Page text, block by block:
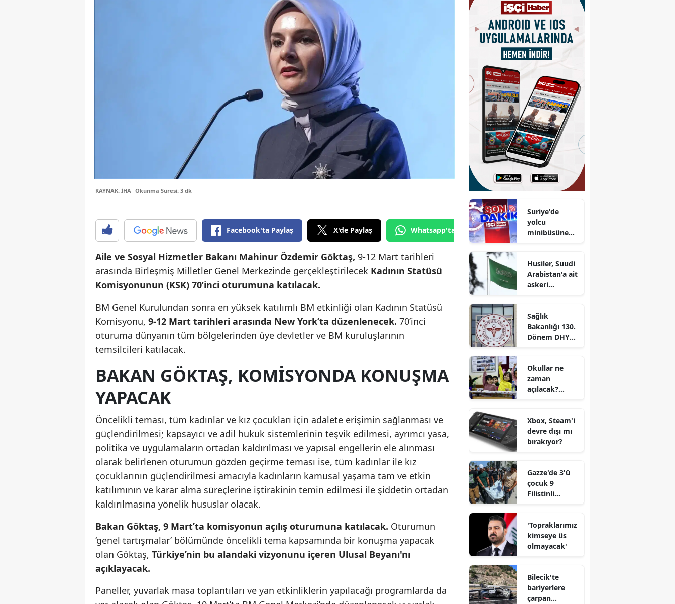
Bolu
Burdur
Bursa
Çanakkale
Çankırı
Çorum
Denizli
Diyarbakır
Edirne
Erzurum
Eskişehir
Gaziantep
Gümüşhane
Hakkari
Isparta
İstanbul
İzmir
Kars
Kastamonu
Kırklareli
Kırşehir
KAYNAK: İHA Okunma Süresi: 3 dk
Facebook'ta Paylaş X'de Paylaş Whatsapp'tan Gönder
Aile ve Sosyal Hizmetler Bakanı Mahinur Özdemir Göktaş, 9-12 Mart tarihleri
arasında Birleşmiş Milletler Genel Merkezinde gerçekleştirilecek Kadının Statüsü
Komisyonunun (KSK) 70’inci oturumuna katılacak.
BM Genel Kurulundan sonra en yüksek katılımlı BM etkinliği olan Kadının Statüsü
Komisyonu, 9-12 Mart tarihleri arasında New York’ta düzenlenecek. 70’inci
oturuma dünyanın tüm bölgelerinden üye devletler ve BM kuruluşlarının
temsilcileri katılacak.
BAKAN GÖKTAŞ, KOMISYONDA KONUŞMA
YAPACAK
Öncelikli teması, tüm kadınlar ve kız çocukları için adalete erişimin sağlanması ve
güçlendirilmesi; kapsayıcı ve adil hukuk sistemlerinin teşvik edilmesi, ayrımcı yasa,
politika ve uygulamaların ortadan kaldırılması ve yapısal engellerin ele alınması
olarak belirlenen oturumun gözden geçirme teması ise, tüm kadınlar ile kız
çocuklarının güçlendirilmesi amacıyla kadınların kamusal yaşama tam ve etkin
katılımının ve karar alma süreçlerine iştirakinin temin edilmesi ile şiddetin ortadan
kaldırılmasına yönelik hususlar olacak.
Bakan Göktaş, 9 Mart’ta komisyonun açılış oturumuna katılacak. Oturumun
‘genel tartışmalar’ bölümünde öncelikli tema kapsamında bir konuşma yapacak
olan Göktaş, Türkiye’nin bu alandaki vizyonunu içeren Ulusal Beyanı'nı
açıklayacak.
Paneller, yuvarlak masa toplantıları ve yan etkinliklerin yapılacağı programlarda da
Suriye'de
yolcu
minibüsüne
sayıda ölü var
Husiler, Suudi
Arabistan'a ait
askeri
Sağlık
Bakanlığı 130.
Dönem DHY
çekilecek?
Sonuçlar ne
zaman
Okullar ne
zaman
açılacak?
öğretim yılı
okul açılış
tarihleri
Xbox, Steam'i
devre dışı mı
bırakıyor?
Gazze'de 3'ü
çocuk 9
Filistinli
'Topraklarımız
kimseye üs
olmayacak'
Bilecik'te
bariyerlere
çarpan